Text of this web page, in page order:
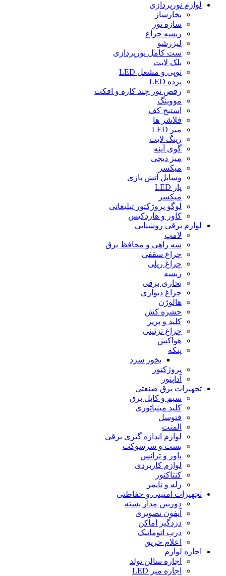
لوازم نورپردازی
بخارساز
سازه نور
ریسه چراغ
لیزرشو
ست کامل نورپردازی
بلک لایت
توپی و مشعل LED
پرده LED
رقص نور چند کاره و افکت
مووینگ
استیج کف
فلاشر ها
میز LED
رینگ لایت
گوی آینه
میز دیجی
میکسر
وسایل آتش بازی
پار LED
میکسر
لوگو پروژکتور تبلیغاتی
کاور و هاردکیس
لوازم برقی روشنایی
لامپ
سه راهى و محافظ برق
چراغ سقفى
چراغ ریلى
ریسه
بخارى برقى
چراغ دیوارى
هالوژن
حشره کش
کلید و پریز
چراغ تزئینى
هواکش
پنکه
بخور سرد
پروژکتور
آداپتور
تجهیزات برق صنعتی
سیم و کابل برق
کلید مینیاتورى
فتوسل
المنت
لوازم اندازه گیرى برقى
بست و سرسوکت
پاور و ترانس
لوازم کاربردی
کنتاکتور
رله و تایمر
تجهیزات امنیتى و حفاظتی
دوربین مدار بسته
آیفون تصویری
دزدگیر اماکن
درب اتوماتیک
اعلام حریق
اجاره لوازم
اجاره سالن تولد
اجاره میز LED